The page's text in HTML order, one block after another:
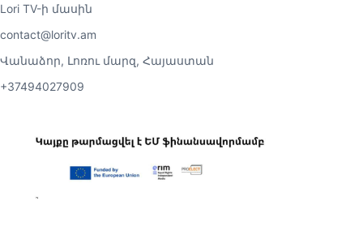
Lori TV-ի մասին
contact@loritv.am
Վանաձոր, Լոռու մարզ, Հայաստան
+37494027909